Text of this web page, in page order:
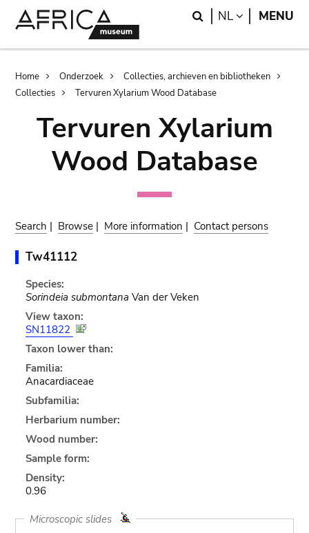
Search
NL LANGUAGE
MENU
Breadcrumb
Home Onderzoek
Collecties, archieven en bibliotheken
Collecties
Tervuren Xylarium Wood Database
Tervuren Xylarium
Wood Database
Search | Browse | More information | Contact persons
Tw41112
Species:
Sorindeia submontana Van der Veken
View taxon:
SN11822
Taxon lower than:
Familia:
Anacardiaceae
Subfamilia:
Herbarium number:
Wood number:
Sample form:
Density:
0.96
Microscopic slides